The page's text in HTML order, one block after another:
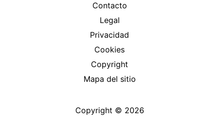
Contacto
Legal
Privacidad
Cookies
Copyright
Mapa del sitio
Copyright © 2026